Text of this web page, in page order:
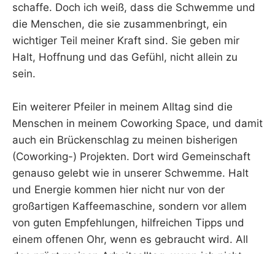
schaffe. Doch ich weiß, dass die Schwemme und
die Menschen, die sie zusammenbringt, ein
wichtiger Teil meiner Kraft sind. Sie geben mir
Halt, Hoffnung und das Gefühl, nicht allein zu
sein.
Ein weiterer Pfeiler in meinem Alltag sind die
Menschen in meinem Coworking Space, und damit
auch ein Brückenschlag zu meinen bisherigen
(Coworking-) Projekten. Dort wird Gemeinschaft
genauso gelebt wie in unserer Schwemme. Halt
und Energie kommen hier nicht nur von der
großartigen Kaffeemaschine, sondern vor allem
von guten Empfehlungen, hilfreichen Tipps und
einem offenen Ohr, wenn es gebraucht wird. All